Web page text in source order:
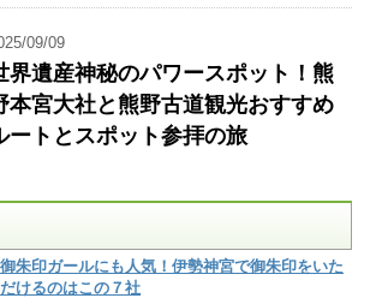
09/09
界遺産神秘のパワースポット！熊
本宮大社と熊野古道観光おすすめ
ートとスポット参拝の旅
御朱印ガールにも人気！伊勢神宮で御朱印をいた
だけるのはこの７社